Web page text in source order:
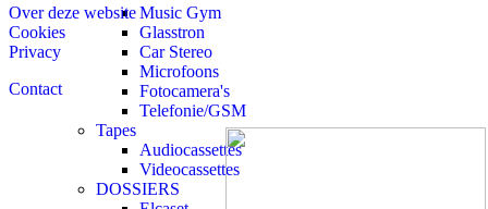
Over deze website
Cookies
Privacy
Contact
Music Gym
Glasstron
Car Stereo
Microfoons
Fotocamera's
Telefonie/GSM
Tapes
Audiocassettes
Videocassettes
DOSSIERS